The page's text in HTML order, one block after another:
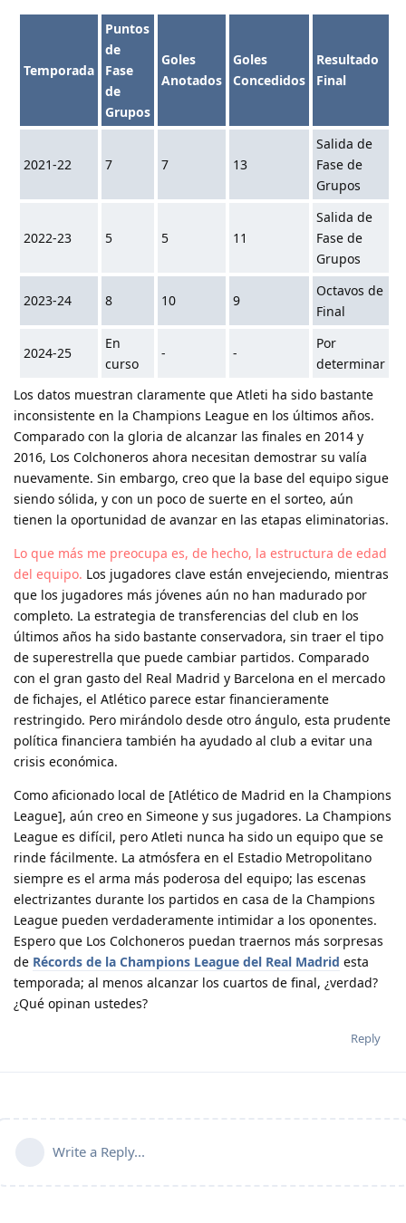
Temporada
Puntos
de
Fase
de
Grupos
Goles
Anotados
Goles
Concedidos
Resultado
Final
2021-22 7 7 13
Salida de
Fase de
Grupos
2022-23 5 5 11
Salida de
Fase de
Grupos
2023-24 8 10 9
Octavos de
Final
2024-25
En
curso
- -
Por
determinar
Los datos muestran claramente que Atleti ha sido bastante
inconsistente en la Champions League en los últimos años.
Comparado con la gloria de alcanzar las finales en 2014 y
2016, Los Colchoneros ahora necesitan demostrar su valía
nuevamente. Sin embargo, creo que la base del equipo sigue
siendo sólida, y con un poco de suerte en el sorteo, aún
tienen la oportunidad de avanzar en las etapas eliminatorias.
Lo que más me preocupa es, de hecho, la estructura de edad
del equipo. Los jugadores clave están envejeciendo, mientras
que los jugadores más jóvenes aún no han madurado por
completo. La estrategia de transferencias del club en los
últimos años ha sido bastante conservadora, sin traer el tipo
de superestrella que puede cambiar partidos. Comparado
con el gran gasto del Real Madrid y Barcelona en el mercado
de fichajes, el Atlético parece estar financieramente
restringido. Pero mirándolo desde otro ángulo, esta prudente
política financiera también ha ayudado al club a evitar una
crisis económica.
Como aficionado local de [Atlético de Madrid en la Champions
League], aún creo en Simeone y sus jugadores. La Champions
League es difícil, pero Atleti nunca ha sido un equipo que se
rinde fácilmente. La atmósfera en el Estadio Metropolitano
siempre es el arma más poderosa del equipo; las escenas
electrizantes durante los partidos en casa de la Champions
League pueden verdaderamente intimidar a los oponentes.
Espero que Los Colchoneros puedan traernos más sorpresas
de Récords de la Champions League del Real Madrid esta
temporada; al menos alcanzar los cuartos de final, ¿verdad?
¿Qué opinan ustedes?
Reply
Write a Reply...